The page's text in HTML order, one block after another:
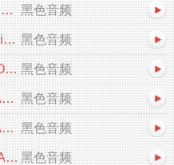
迷幻之夜 - 我的披萨 Wanna Be A Star (DJAX FunkyHouse 2026 Remix) 黑色音频
迷幻之夜 - 购物狂 Shopaholic (DJAX FunkyHouse Mix 2026) 黑色音频
迷幻之夜 - Turn The Lights Off (DJAX FunkyHouse 2026 Remix) 黑色音频
迷幻之夜 - Turn Me On (DJAX FunkyHouse Mix 2026) 黑色音频
迷幻之夜 - Shake It Up (DJAX FunkyHouse Mix 2026) 黑色音频
迷幻之夜 - Never Alone (DJAX FunkyHouse Mix 2026) 黑色音频